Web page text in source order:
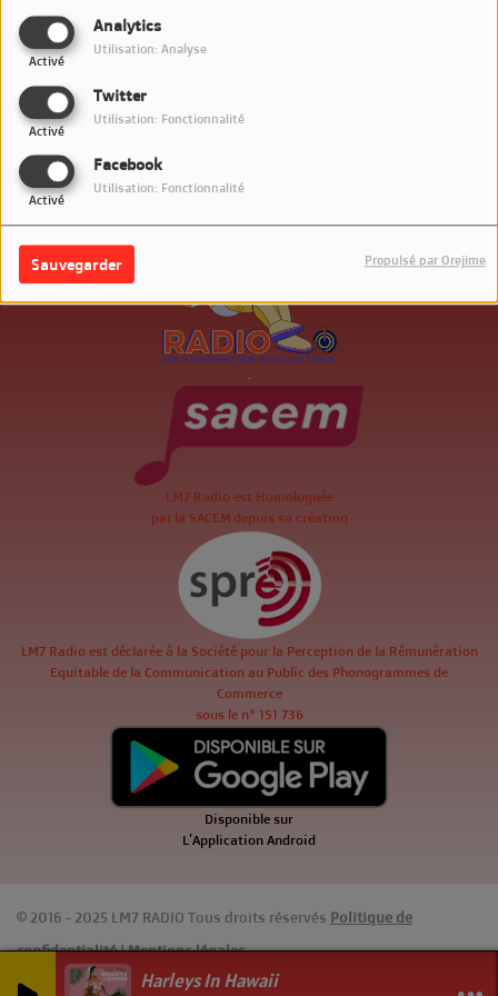
Analytics
Activé
Utilisation: Analyse
Twitter
Activé
Utilisation: Fonctionnalité
Facebook
Activé
Utilisation: Fonctionnalité
Sauvegarder Propulsé par Orejime
Harleys In Hawaii
.
LM7 Radio est Homologuée
par la SACEM depuis sa création
LM7 Radio est déclarée à la Société pour la Perception de la Rémunération
Equitable de la Communication au Public des Phonogrammes de
Commerce
sous le n° 151 736
Disponible sur
L'Application Android
© 2016 - 2025 LM7 RADIO Tous droits réservés Politique de
confidentialité|Mentions légales